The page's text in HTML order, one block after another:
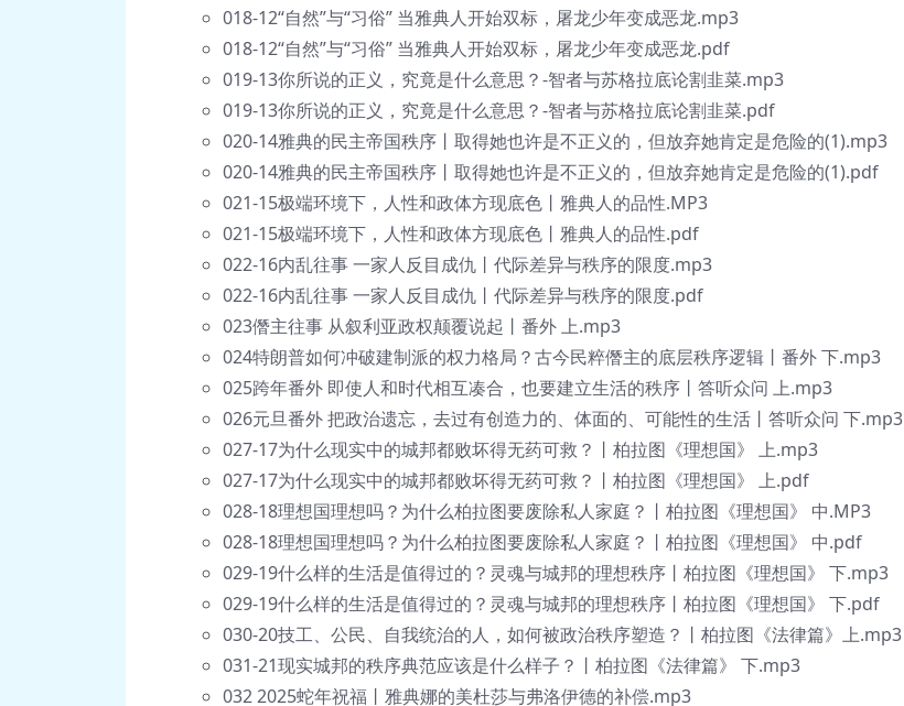
018-12“自然”与“习俗” 当雅典人开始双标，屠龙少年变成恶龙.mp3
018-12“自然”与“习俗” 当雅典人开始双标，屠龙少年变成恶龙.pdf
019-13你所说的正义，究竟是什么意思？-智者与苏格拉底论割韭菜.mp3
019-13你所说的正义，究竟是什么意思？-智者与苏格拉底论割韭菜.pdf
020-14雅典的民主帝国秩序丨取得她也许是不正义的，但放弃她肯定是危险的(1).mp3
020-14雅典的民主帝国秩序丨取得她也许是不正义的，但放弃她肯定是危险的(1).pdf
021-15极端环境下，人性和政体方现底色丨雅典人的品性.MP3
021-15极端环境下，人性和政体方现底色丨雅典人的品性.pdf
022-16内乱往事 一家人反目成仇丨代际差异与秩序的限度.mp3
022-16内乱往事 一家人反目成仇丨代际差异与秩序的限度.pdf
023僭主往事 从叙利亚政权颠覆说起丨番外 上.mp3
024特朗普如何冲破建制派的权力格局？古今民粹僭主的底层秩序逻辑丨番外 下.mp3
025跨年番外 即使人和时代相互凑合，也要建立生活的秩序丨答听众问 上.mp3
026元旦番外 把政治遗忘，去过有创造力的、体面的、可能性的生活丨答听众问 下.mp3
027-17为什么现实中的城邦都败坏得无药可救？丨柏拉图《理想国》 上.mp3
027-17为什么现实中的城邦都败坏得无药可救？丨柏拉图《理想国》 上.pdf
028-18理想国理想吗？为什么柏拉图要废除私人家庭？丨柏拉图《理想国》 中.MP3
028-18理想国理想吗？为什么柏拉图要废除私人家庭？丨柏拉图《理想国》 中.pdf
029-19什么样的生活是值得过的？灵魂与城邦的理想秩序丨柏拉图《理想国》 下.mp3
029-19什么样的生活是值得过的？灵魂与城邦的理想秩序丨柏拉图《理想国》 下.pdf
030-20技工、公民、自我统治的人，如何被政治秩序塑造？丨柏拉图《法律篇》上.mp3
031-21现实城邦的秩序典范应该是什么样子？丨柏拉图《法律篇》 下.mp3
032 2025蛇年祝福丨雅典娜的美杜莎与弗洛伊德的补偿.mp3